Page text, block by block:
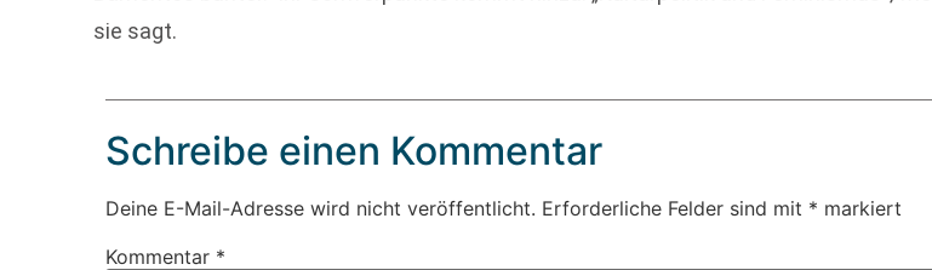
sie sagt.
Schreibe einen Kommentar
Deine E-Mail-Adresse wird nicht veröffentlicht. Erforderliche Felder sind mit * markiert
Kommentar *